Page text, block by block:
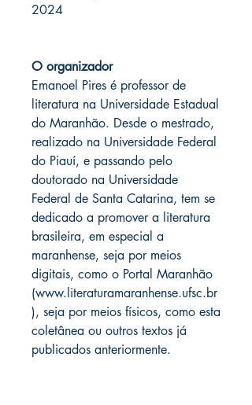
2024
O organizador
Emanoel Pires é professor de
literatura na Universidade Estadual
do Maranhão. Desde o mestrado,
realizado na Universidade Federal
do Piauí, e passando pelo
doutorado na Universidade
Federal de Santa Catarina, tem se
dedicado a promover a literatura
brasileira, em especial a
maranhense, seja por meios
digitais, como o Portal Maranhão
(www.literaturamaranhense.ufsc.br
), seja por meios físicos, como esta
coletânea ou outros textos já
publicados anteriormente.